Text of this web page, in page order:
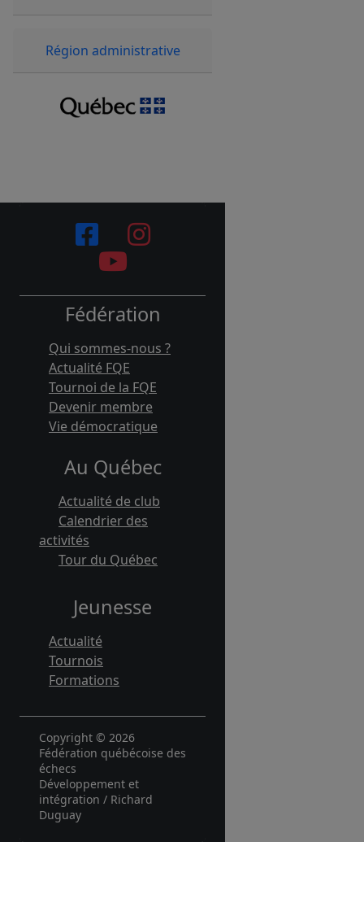
Région administrative
Fédération
Qui sommes-nous ?
Actualité FQE
Tournoi de la FQE
Devenir membre
Vie démocratique
Au Québec
Actualité de club
Calendrier des
activités
Tour du Québec
Jeunesse
Actualité
Tournois
Formations
Copyright © 2026
Fédération québécoise des
échecs
Développement et
intégration / Richard
Duguay